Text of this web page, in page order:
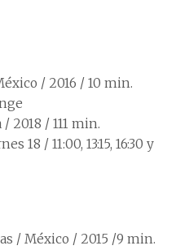
/ 2016 / 10 min.
2018 / 111 min.
18 / 11:00, 13:15, 16:30 y
/ México / 2015 /9 min.